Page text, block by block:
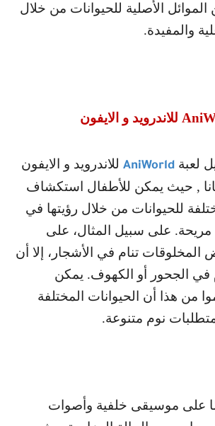
الأصلية للحيوانات من خلال
والمفيدة.
للاندرويد و الايفون
لعبة AniWorld للاندرويد و الايفون
, حيث يمكن للأطفال استكشاف
للحيوانات من خلال رؤيتها في
مريحة. على سبيل المثال، على
المخلوقات تنام في الأشجار، إلا أن
في الجحور أو الكهوف. يمكن
من هذا أن الحيوانات المختلفة
نوم متنوعة.
على موسيقى خلفية وأصوات